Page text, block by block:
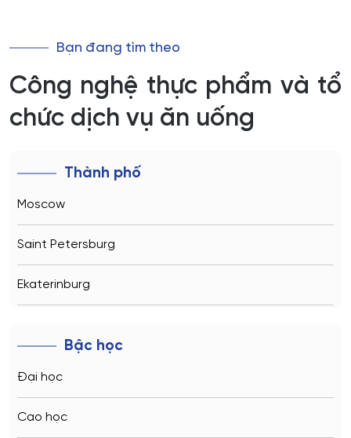
Bạn đang tìm theo
Công nghệ thực phẩm và tổ
chức dịch vụ ăn uống
Thành phố
Moscow
Saint Petersburg
Ekaterinburg
Bậc học
Đại học
Cao học